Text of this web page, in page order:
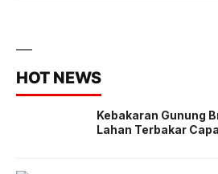
HOT NEWS
Kebakaran Gunung
Lahan Terbakar